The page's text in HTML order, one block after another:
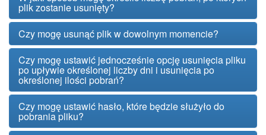
plik zostanie usunięty?
Czy mogę usunąć plik w dowolnym momencie?
Czy mogę ustawić jednocześnie opcję usunięcia pliku
po upływie określonej liczby dni i usunięcia po
określonej ilości pobrań?
Czy mogę ustawić hasło, które będzie służyło do
pobrania pliku?